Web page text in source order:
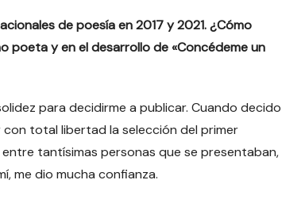
de poesía en 2017 y 2021. ¿Cómo
poeta y en el desarrollo de «Concédeme un
para decidirme a publicar. Cuando decido
con total libertad la selección del primer
tantísimas personas que se presentaban,
me dio mucha confianza.